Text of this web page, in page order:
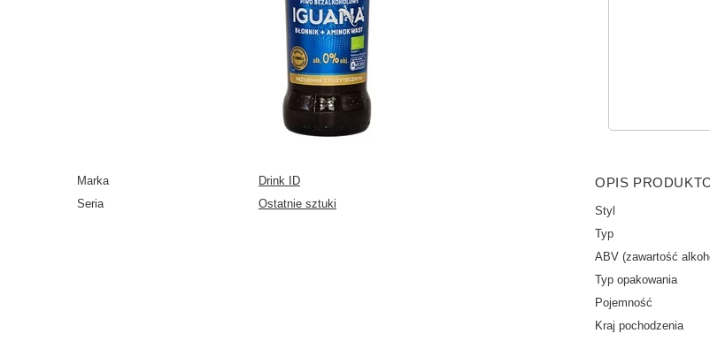
Marka
Drink ID
Seria
Ostatnie sztuki
OPIS
Styl
Typ
ABV (zawartość
Typ opakowania
Pojemność
Kraj pochodzenia